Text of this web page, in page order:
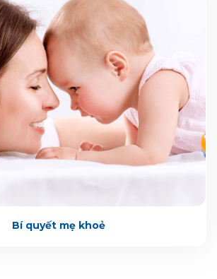
Bí quyết mẹ khoẻ